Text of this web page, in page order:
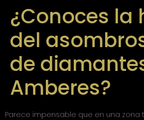
¿Conoces la
del
de
Amberes?
Parece impensable que en una